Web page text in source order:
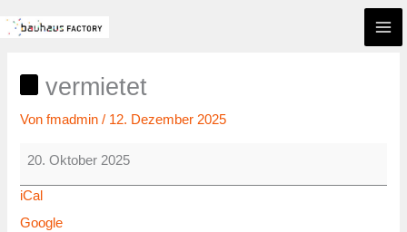
Inhalt
vermietet
Vonfmadmin/ 12. Dezember 2025
20. Oktober 2025
iCal
Google